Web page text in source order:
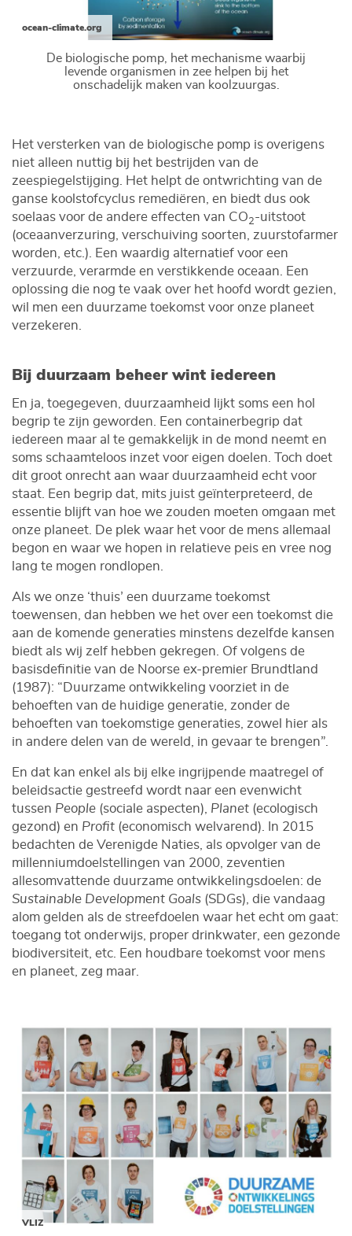
ocean-climate.org
De biologische pomp, het mechanisme waarbij
levende organismen in zee helpen bij het
onschadelijk maken van koolzuurgas.
Het versterken van de biologische pomp is overigens
niet alleen nuttig bij het bestrijden van de
zeespiegelstijging. Het helpt de ontwrichting van de
ganse koolstofcyclus remediëren, en biedt dus ook
soelaas voor de andere effecten van CO2-uitstoot
(oceaanverzuring, verschuiving soorten, zuurstofarmer
worden, etc.). Een waardig alternatief voor een
verzuurde, verarmde en verstikkende oceaan. Een
oplossing die nog te vaak over het hoofd wordt gezien,
wil men een duurzame toekomst voor onze planeet
verzekeren.
Bij duurzaam beheer wint iedereen
En ja, toegegeven, duurzaamheid lijkt soms een hol
begrip te zijn geworden. Een containerbegrip dat
iedereen maar al te gemakkelijk in de mond neemt en
soms schaamteloos inzet voor eigen doelen. Toch doet
dit groot onrecht aan waar duurzaamheid echt voor
staat. Een begrip dat, mits juist geïnterpreteerd, de
essentie blijft van hoe we zouden moeten omgaan met
onze planeet. De plek waar het voor de mens allemaal
begon en waar we hopen in relatieve peis en vree nog
lang te mogen rondlopen.
Als we onze ‘thuis’ een duurzame toekomst
toewensen, dan hebben we het over een toekomst die
aan de komende generaties minstens dezelfde kansen
biedt als wij zelf hebben gekregen. Of volgens de
basisdefinitie van de Noorse ex-premier Brundtland
(1987): “Duurzame ontwikkeling voorziet in de
behoeften van de huidige generatie, zonder de
behoeften van toekomstige generaties, zowel hier als
in andere delen van de wereld, in gevaar te brengen”.
En dat kan enkel als bij elke ingrijpende maatregel of
beleidsactie gestreefd wordt naar een evenwicht
tussen People (sociale aspecten), Planet (ecologisch
gezond) en Profit (economisch welvarend). In 2015
bedachten de Verenigde Naties, als opvolger van de
millenniumdoelstellingen van 2000, zeventien
allesomvattende duurzame ontwikkelingsdoelen: de
Sustainable Development Goals (SDGs), die vandaag
alom gelden als de streefdoelen waar het echt om gaat:
toegang tot onderwijs, proper drinkwater, een gezonde
biodiversiteit, etc. Een houdbare toekomst voor mens
en planeet, zeg maar.
VLIZ